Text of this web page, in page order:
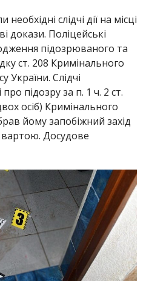
слідчі дії на місці
докази. Поліцейські
підозрюваного та
ст. 208 Кримінального
України. Слідчі
підозру за п. 1 ч. 2 ст.
осіб) Кримінального
йому запобіжний захід
вартою. Досудове